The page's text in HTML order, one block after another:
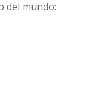
del mundo: